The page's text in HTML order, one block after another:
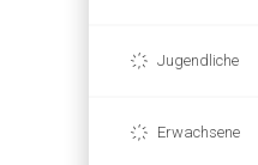
Jugendliche
Erwachsene